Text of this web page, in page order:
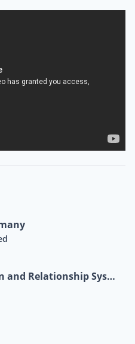
de resurse nebănuite și
de instrumente de
echipele lor
prin stimularea
constructive. Te-am
ORSC (Organisation and Relationship Systems Coaching)